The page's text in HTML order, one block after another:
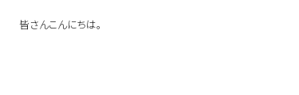
皆さんこんにちは。